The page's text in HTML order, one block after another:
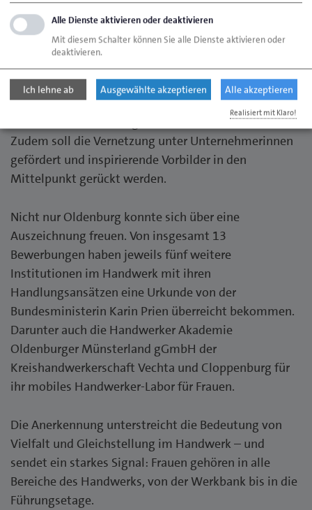
und wird vom Bundesministerium für Familie,
Senioren, Frauen und Jugend im Rahmen des
Programms „Gleichstellung am Arbeitsmarkt.
Perspektiven schaffen (GAPS)” gefördert. Innovative
Konzepte und bewährte Umsetzungsbeispiele zur
Förderung von Frauen im Handwerk und
Unternehmensnachfolge stehen hier im Fokus.
Zudem soll die Vernetzung unter Unternehmerinnen
gefördert und inspirierende Vorbilder in den
Mittelpunkt gerückt werden.
Nicht nur Oldenburg konnte sich über eine
Auszeichnung freuen. Von insgesamt 13
Bewerbungen haben jeweils fünf weitere
Institutionen im Handwerk mit ihren
Handlungsansätzen eine Urkunde von der
Bundesministerin Karin Prien überreicht bekommen.
Darunter auch die Handwerker Akademie
Oldenburger Münsterland gGmbH der
Kreishandwerkerschaft Vechta und Cloppenburg für
ihr mobiles Handwerker-Labor für Frauen.
Die Anerkennung unterstreicht die Bedeutung von
Vielfalt und Gleichstellung im Handwerk – und
sendet ein starkes Signal: Frauen gehören in alle
Bereiche des Handwerks, von der Werkbank bis in die
Führungsetage.
Alle Dienste aktivieren oder deaktivieren
Mit diesem Schalter können Sie alle Dienste aktivieren oder
deaktivieren.
Ich lehne ab Ausgewählte akzeptieren Alle akzeptieren
Realisiert mit Klaro!